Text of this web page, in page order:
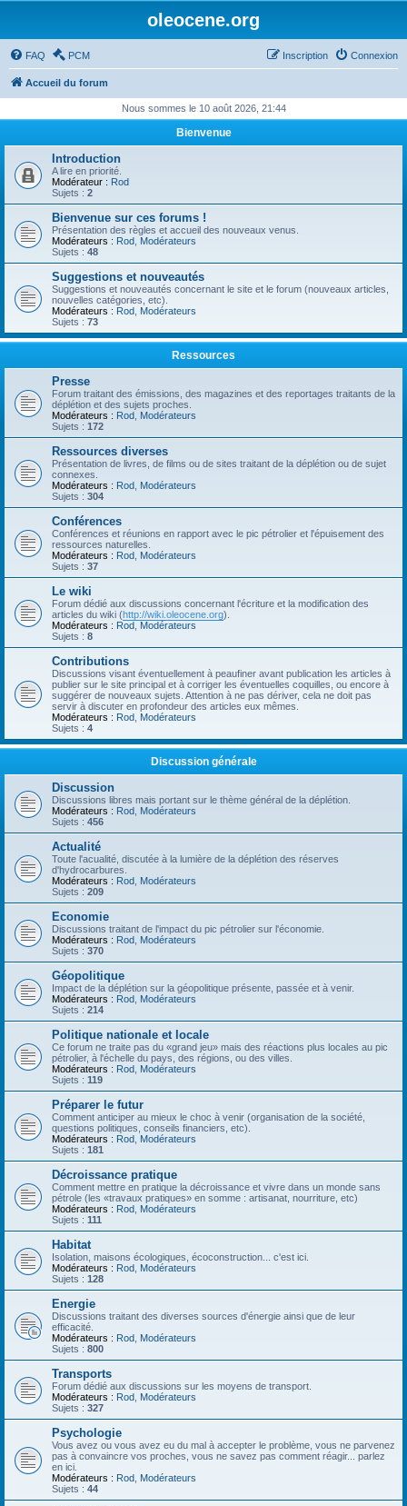
oleocene.org
FAQ PCM Connexion
Inscription
Accueil du forum
Nous sommes le 10 août 2026, 21:44
Bienvenue
Introduction
A lire en priorité.
Modérateur : Rod
Sujets : 2
Bienvenue sur ces forums !
Présentation des règles et accueil des nouveaux venus.
Modérateurs : Rod Modérateurs
Sujets : 48
Suggestions et nouveautés
Suggestions et nouveautés concernant le site et le forum (nouveaux articles,
nouvelles catégories, etc).
Modérateurs : Rod Modérateurs
Sujets : 73
Ressources
Presse
Forum traitant des émissions, des magazines et des reportages traitants de la
déplétion et des sujets proches.
Modérateurs : Rod Modérateurs
Sujets : 172
Ressources diverses
Présentation de livres, de films ou de sites traitant de la déplétion ou de sujet
connexes.
Modérateurs : Rod Modérateurs
Sujets : 304
Conférences
Conférences et réunions en rapport avec le pic pétrolier et l'épuisement des
ressources naturelles.
Modérateurs : Rod Modérateurs
Sujets : 37
Le wiki
Forum dédié aux discussions concernant l'écriture et la modification des
articles du wiki (http://wiki.oleocene.org).
Modérateurs : Rod Modérateurs
Sujets : 8
Contributions
Discussions visant éventuellement à peaufiner avant publication les articles à
publier sur le site principal et à corriger les éventuelles coquilles, ou encore à
suggérer de nouveaux sujets. Attention à ne pas dériver, cela ne doit pas
servir à discuter en profondeur des articles eux mêmes.
Modérateurs : Rod Modérateurs
Sujets : 4
Discussion générale
Discussion
Discussions libres mais portant sur le thème général de la déplétion.
Modérateurs : Rod Modérateurs
Sujets : 456
Actualité
Toute l'acualité, discutée à la lumière de la déplétion des réserves
d'hydrocarbures.
Modérateurs : Rod Modérateurs
Sujets : 209
Economie
Discussions traitant de l'impact du pic pétrolier sur l'économie.
Modérateurs : Rod Modérateurs
Sujets : 370
Géopolitique
Impact de la déplétion sur la géopolitique présente, passée et à venir.
Modérateurs : Rod Modérateurs
Sujets : 214
Politique nationale et locale
Ce forum ne traite pas du «grand jeu» mais des réactions plus locales au pic
pétrolier, à l'échelle du pays, des régions, ou des villes.
Modérateurs : Rod Modérateurs
Sujets : 119
Préparer le futur
Comment anticiper au mieux le choc à venir (organisation de la société,
questions politiques, conseils financiers, etc).
Modérateurs : Rod Modérateurs
Sujets : 181
Décroissance pratique
Comment mettre en pratique la décroissance et vivre dans un monde sans
pétrole (les «travaux pratiques» en somme : artisanat, nourriture, etc)
Modérateurs : Rod Modérateurs
Sujets : 111
Habitat
Isolation, maisons écologiques, écoconstruction... c'est ici.
Modérateurs : Rod Modérateurs
Sujets : 128
Energie
Discussions traitant des diverses sources d'énergie ainsi que de leur
efficacité.
Modérateurs : Rod Modérateurs
Sujets : 800
Transports
Forum dédié aux discussions sur les moyens de transport.
Modérateurs : Rod Modérateurs
Sujets : 327
Psychologie
Vous avez ou vous avez eu du mal à accepter le problème, vous ne parvenez
pas à convaincre vos proches, vous ne savez pas comment réagir... parlez
en ici.
Modérateurs : Rod Modérateurs
Sujets : 44